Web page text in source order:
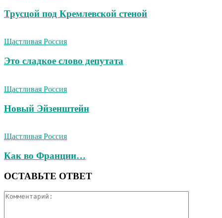
Трусцой под Кремлевской стеной
Щастливая Россия
Это сладкое слово депутата
Щастливая Россия
Новый Эйзенштейн
Щастливая Россия
Как во Франции…
ОСТАВЬТЕ ОТВЕТ